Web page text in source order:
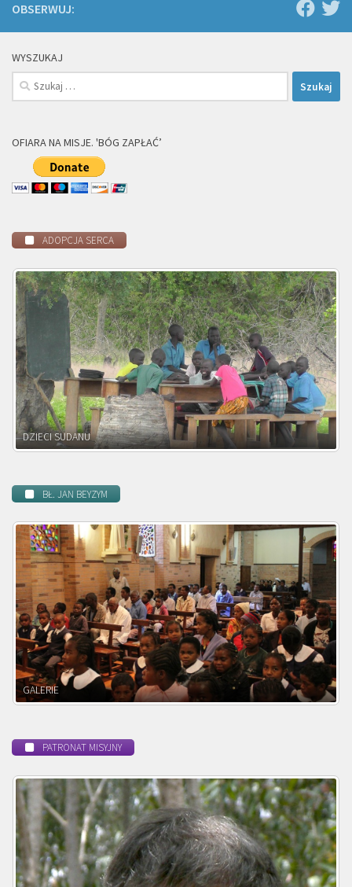
OBSERWUJ:
WYSZUKAJ
Szukaj:
OFIARA NA MISJE. 'BÓG ZAPŁAĆ’
ADOPCJA SERCA
DZIECI ZAMBII
BŁ. JAN BEYZYM
POWOŁANIE MISYJNE
PATRONAT MISYJNY